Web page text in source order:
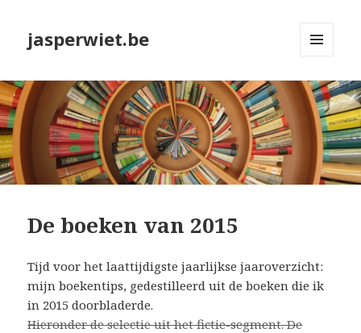
jasperwiet.be
WIDGETS
De boeken van 2015
Tijd voor het laattijdigste jaarlijkse jaaroverzicht:
mijn boekentips, gedestilleerd uit de boeken die ik
in 2015 doorbladerde.
Hieronder de selectie uit het fictie-segment. De